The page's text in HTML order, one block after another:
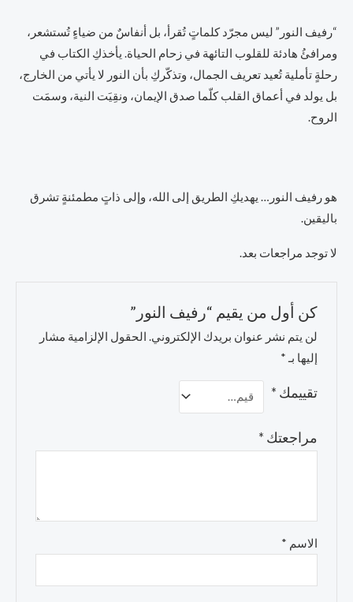
“رفيف النور” ليس مجرّد كلماتٍ تُقرأ، بل أنفاسٌ من ضياءٍ تُستشعر،
ومرافئُ هادئة للقلوب التائهة في زحام الحياة. يأخذكِ الكتاب في
رحلةٍ تأملية تُعيد تعريف الجمال، وتذكّركِ بأن النور لا يأتي من الخارج،
بل يولد في أعماق القلب كلّما صدق الإيمان، ونقِيَت النية، وسمَت
الروح.
هو رفيف النور… يهديكِ الطريق إلى الله، وإلى ذاتٍ مطمئنةٍ تشرق
باليقين.
لا توجد مراجعات بعد.
كن أول من يقيم “رفيف النور”
لن يتم نشر عنوان بريدك الإلكتروني. الحقول الإلزامية مشار
إليها بـ *
تقييمك *
مراجعتك *
الاسم *